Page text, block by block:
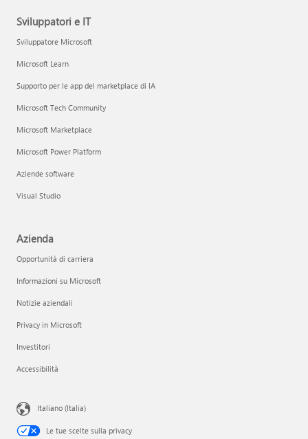
Sviluppatori e IT
Sviluppatore Microsoft
Microsoft Learn
Supporto per le app del marketplace di IA
Microsoft Tech Community
Microsoft Marketplace
Microsoft Power Platform
Aziende software
Visual Studio
Azienda
Opportunità di carriera
Informazioni su Microsoft
Notizie aziendali
Privacy in Microsoft
Investitori
Accessibilità
Italiano (Italia)
Le tue scelte sulla privacy